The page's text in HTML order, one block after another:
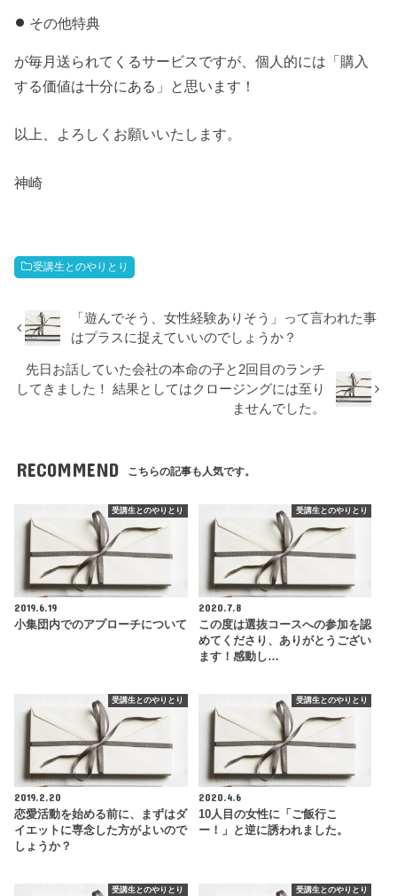
その他特典
が毎月送られてくるサービスですが、個人的には「購入
する価値は十分にある」と思います！
以上、よろしくお願いいたします。
神崎
受講生とのやりとり
「遊んでそう、女性経験ありそう」って言われた事
はプラスに捉えていいのでしょうか？
先日お話していた会社の本命の子と2回目のランチ
してきました！ 結果としてはクロージングには至り
ませんでした。
RECOMMEND こちらの記事も人気です。
受講生とのやりとり
2019.6.19
小集団内でのアプローチについて
受講生とのやりとり
2020.7.8
この度は選抜コースへの参加を認
めてくださり、ありがとうござい
ます！感動し…
受講生とのやりとり
2019.2.20
恋愛活動を始める前に、まずはダ
イエットに専念した方がよいので
しょうか？
受講生とのやりとり
2020.4.6
10人目の女性に「ご飯行こ
ー！」と逆に誘われました。
受講生とのやりとり 受講生とのやりとり